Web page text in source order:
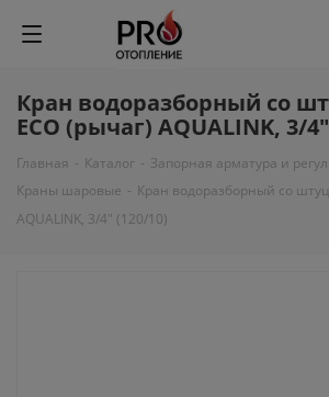
Кран водоразборный со
ECO (рычаг) AQUALINK, 3/
Главная - Каталог - Запорная арматура и
Краны шаровые - Кран водоразборный со
AQUALINK, 3/4" (120/10)